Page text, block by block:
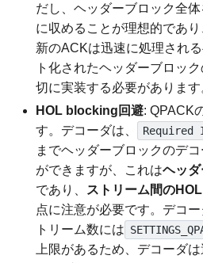
だし、ヘッダーブロック全
に収めることが理想的であ
新のACKは迅速に処理され
ト化されたヘッダーブロッ
切に実装する必要があります
HOL blocking回避: QPACK
す。デコーダは、
Required
までヘッダーブロックのデ
ができますが、これはヘッ
であり、
ストリーム間の
点に注意が必要です。デコ
トリーム数には
上限があるため、デコーダ